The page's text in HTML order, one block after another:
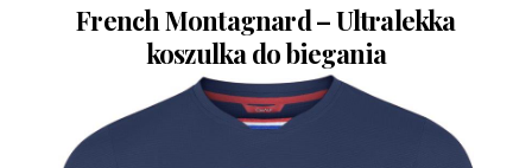
French Montagnard – Ultralekka
koszulka do biegania